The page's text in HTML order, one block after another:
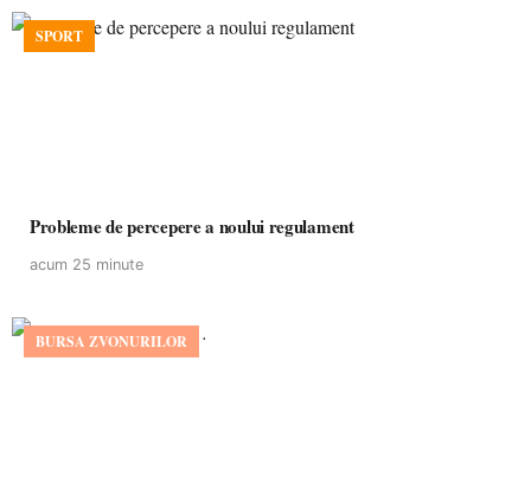
SPORT
Probleme de percepere a noului regulament
acum 25 minute
BURSA ZVONURILOR